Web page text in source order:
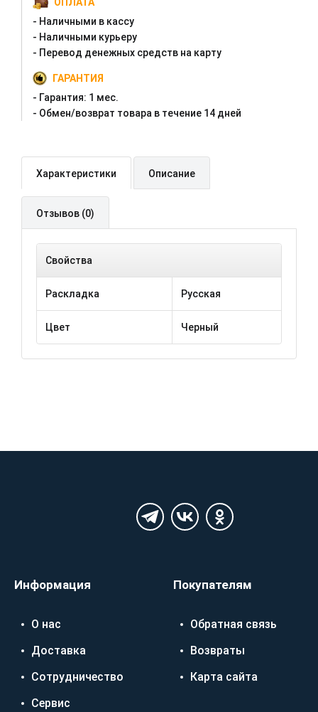
ОПЛАТА
- Наличными в кассу
- Наличными курьеру
- Перевод денежных средств на карту
ГАРАНТИЯ
- Гарантия: 1 мес.
- Oбмен/возврат товара в течение 14 дней
Характеристики Описание
Отзывов (0)
Свойства
Раскладка Русская
Цвет Черный
Информация
О нас
Доставка
Сотрудничество
Сервис
Покупателям
Обратная связь
Возвраты
Карта сайта